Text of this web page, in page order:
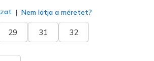
Nem látja a méretet?
29 31 32